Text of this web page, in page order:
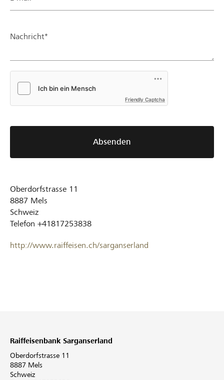
Nachricht*
Friendly Captcha
Absenden
Oberdorfstrasse 11
8887 Mels
Schweiz
Telefon +41817253838
http://www.raiffeisen.ch/sarganserland
Raiffeisenbank Sarganserland
Oberdorfstrasse 11
8887 Mels
Schweiz